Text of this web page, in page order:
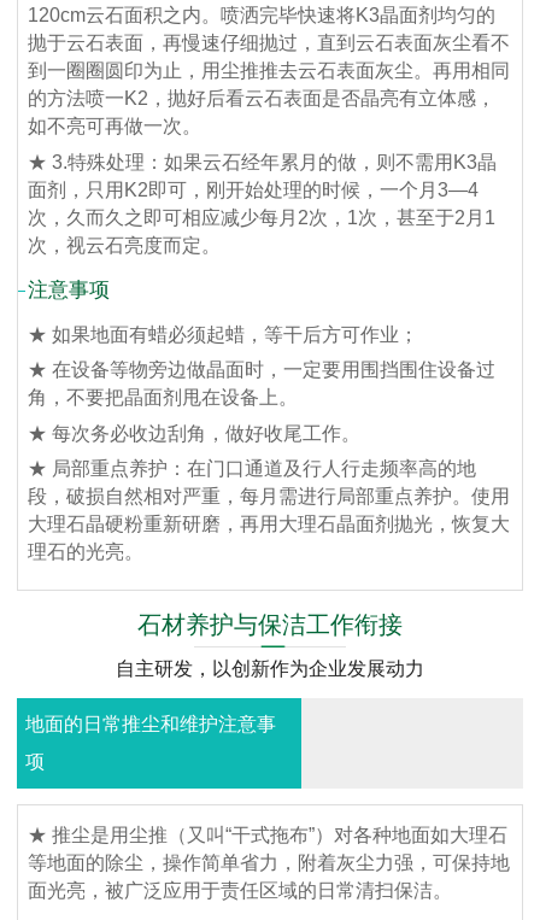
120cm云石面积之内。喷洒完毕快速将K3晶面剂均匀的
抛于云石表面，再慢速仔细抛过，直到云石表面灰尘看不
到一圈圈圆印为止，用尘推推去云石表面灰尘。再用相同
的方法喷一K2，抛好后看云石表面是否晶亮有立体感，
如不亮可再做一次。
★ 3.特殊处理：如果云石经年累月的做，则不需用K3晶
面剂，只用K2即可，刚开始处理的时候，一个月3—4
次，久而久之即可相应减少每月2次，1次，甚至于2月1
次，视云石亮度而定。
注意事项
★ 如果地面有蜡必须起蜡，等干后方可作业；
★ 在设备等物旁边做晶面时，一定要用围挡围住设备过
角，不要把晶面剂甩在设备上。
★ 每次务必收边刮角，做好收尾工作。
★ 局部重点养护：在门口通道及行人行走频率高的地
段，破损自然相对严重，每月需进行局部重点养护。使用
大理石晶硬粉重新研磨，再用大理石晶面剂抛光，恢复大
理石的光亮。
石材养护与保洁工作衔接
自主研发，以创新作为企业发展动力
地面的日常推尘和维护注意事
项
★ 推尘是用尘推（又叫“干式拖布”）对各种地面如大理石
等地面的除尘，操作简单省力，附着灰尘力强，可保持地
面光亮，被广泛应用于责任区域的日常清扫保洁。